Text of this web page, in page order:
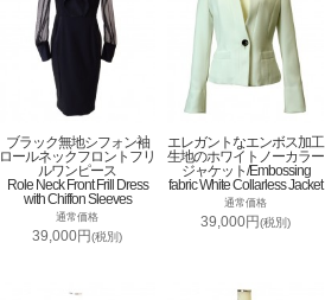
ブラック無地シフォン袖
ロールネックフロントフリ
ルワンピース
Role Neck Front Frill Dress
with Chiffon Sleeves
通常価格
39,000円(税別)
エレガントなエンボス加工
生地のホワイトノーカラー
ジャケット/Embossing
fabric White Collarless Jacket
通常価格
39,000円(税別)